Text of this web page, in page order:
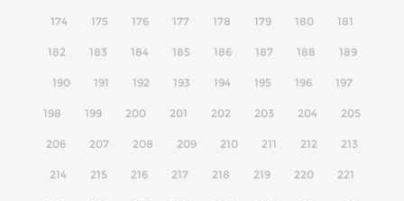
174 175 176 177 178 179 180 181
182 183 184 185 186 187 188 189
190 191 192 193 194 195 196 197
198 199 200 201 202 203 204 205
206 207 208 209 210 211 212 213
214 215 216 217 218 219 220 221